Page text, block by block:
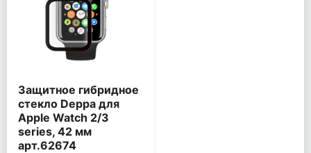
Защитное гибридное
стекло Deppa для
Apple Watch 2/3
series, 42 мм
арт.62674